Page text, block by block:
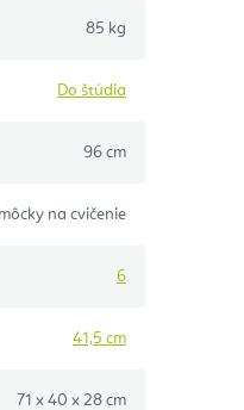
85 kg
Do štúdia
96 cm
na cvičenie
6
41,5 cm
71 x 40 x 28 cm